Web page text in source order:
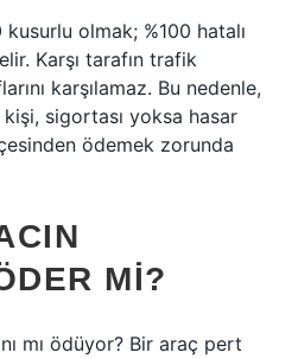
olmak; %100 hatalı
Karşı tarafın trafik
karşılamaz. Bu nedenle,
sigortası yoksa hasar
ödemek zorunda
MI?
mı ödüyor? Bir araç pert